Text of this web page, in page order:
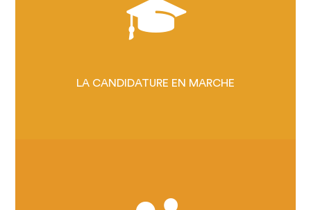
LA CANDIDATURE EN MARCHE
NATIONALES
UNE CANDIDATURE HORS
UN HÉRITAGE UNIQUE
LE PROJET CLUNISIEN, C'EST